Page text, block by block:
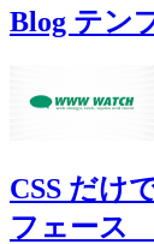
Blog テン
CSS だけ
フェース